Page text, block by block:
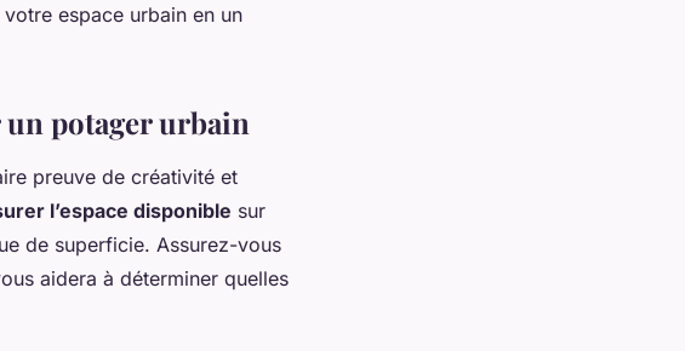
espace urbain en un
potager urbain
preuve de créativité et
l’espace disponible sur
de superficie. Assurez-vous
aidera à déterminer quelles